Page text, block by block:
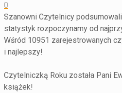
0
Szanowni Czytelnicy
statystyk rozpoczynamy od
Wśród 10951 zarejestrowanych
i najlepszy!
Czytelniczką Roku została Pani
książek!